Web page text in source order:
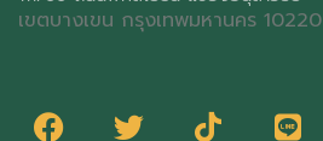
เขตบางเขน กรุงเทพมหานคร 10220